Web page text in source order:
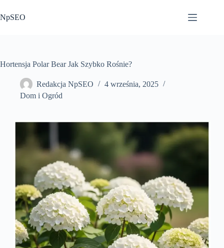
do
treści
NpSEO
Hortensja Polar Bear Jak Szybko Rośnie?
Redakcja NpSEO
4 września, 2025
Dom i Ogród